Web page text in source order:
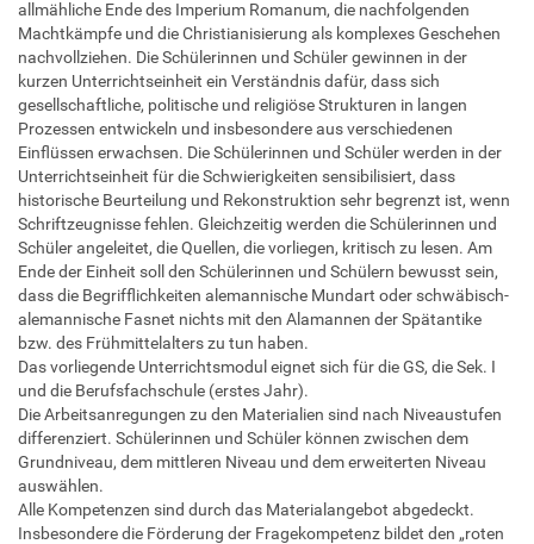
allmähliche Ende des Imperium Romanum, die nachfolgenden
Machtkämpfe und die Christianisierung als komplexes Geschehen
nachvollziehen. Die Schülerinnen und Schüler gewinnen in der
kurzen Unterrichtseinheit ein Verständnis dafür, dass sich
gesellschaftliche, politische und religiöse Strukturen in langen
Prozessen entwickeln und insbesondere aus verschiedenen
Einflüssen erwachsen. Die Schülerinnen und Schüler werden in der
Unterrichtseinheit für die Schwierigkeiten sensibilisiert, dass
historische Beurteilung und Rekonstruktion sehr begrenzt ist, wenn
Schriftzeugnisse fehlen. Gleichzeitig werden die Schülerinnen und
Schüler angeleitet, die Quellen, die vorliegen, kritisch zu lesen. Am
Ende der Einheit soll den Schülerinnen und Schülern bewusst sein,
dass die Begrifflichkeiten alemannische Mundart oder schwäbisch-
alemannische Fasnet nichts mit den Alamannen der Spätantike
bzw. des Frühmittelalters zu tun haben.
Das vorliegende Unterrichtsmodul eignet sich für die GS, die Sek. I
und die Berufsfachschule (erstes Jahr).
Die Arbeitsanregungen zu den Materialien sind nach Niveaustufen
differenziert. Schülerinnen und Schüler können zwischen dem
Grundniveau, dem mittleren Niveau und dem erweiterten Niveau
auswählen.
Alle Kompetenzen sind durch das Materialangebot abgedeckt.
Insbesondere die Förderung der Fragekompetenz bildet den „roten